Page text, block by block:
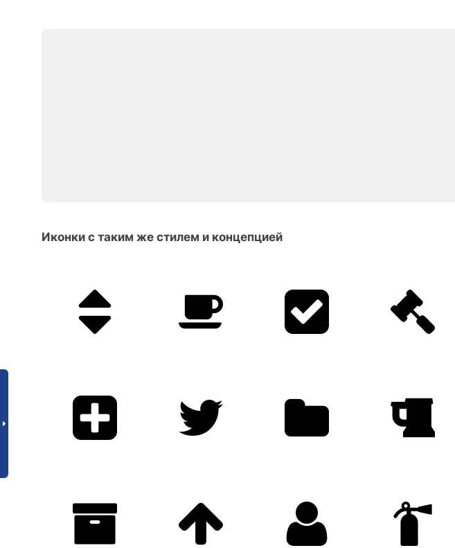
Иконки с таким же стилем и концепцией